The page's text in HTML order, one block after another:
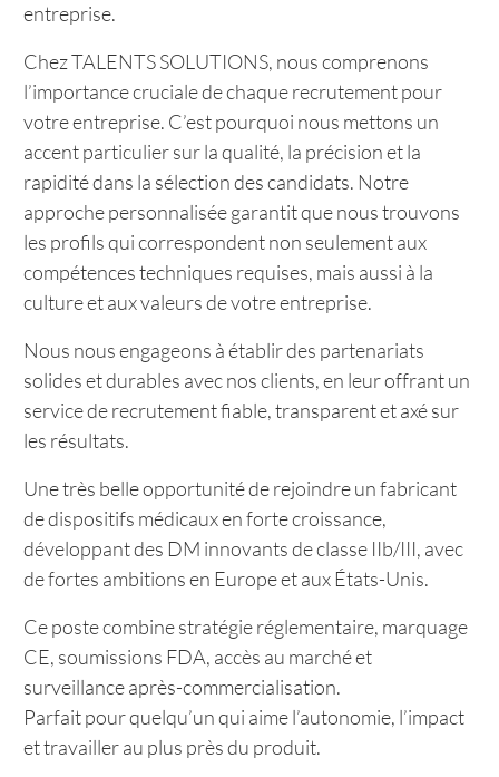
entreprise.
Chez TALENTS SOLUTIONS, nous comprenons
l’importance cruciale de chaque recrutement pour
votre entreprise. C’est pourquoi nous mettons un
accent particulier sur la qualité, la précision et la
rapidité dans la sélection des candidats. Notre
approche personnalisée garantit que nous trouvons
les profils qui correspondent non seulement aux
compétences techniques requises, mais aussi à la
culture et aux valeurs de votre entreprise.
Nous nous engageons à établir des partenariats
solides et durables avec nos clients, en leur offrant un
service de recrutement fiable, transparent et axé sur
les résultats.
Une très belle opportunité de rejoindre un fabricant
de dispositifs médicaux en forte croissance,
développant des DM innovants de classe IIb/III, avec
de fortes ambitions en Europe et aux États-Unis.
Ce poste combine stratégie réglementaire, marquage
CE, soumissions FDA, accès au marché et
surveillance après-commercialisation.
Parfait pour quelqu’un qui aime l’autonomie, l’impact
et travailler au plus près du produit.